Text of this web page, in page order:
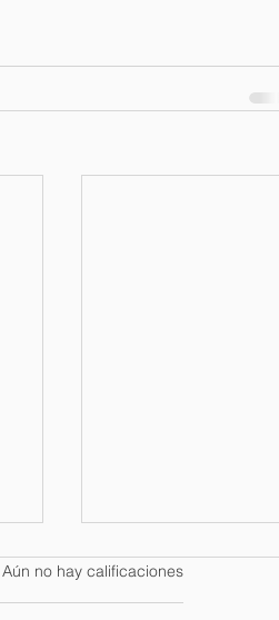
estrellas.
Aún no hay calificaciones